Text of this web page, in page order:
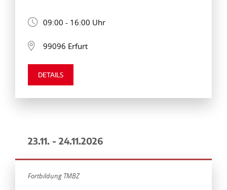
09:00 - 16:00 Uhr
99096 Erfurt
DETAILS
23.11. - 24.11.2026
Fortbildung TMBZ